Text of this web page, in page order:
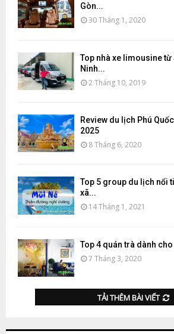
Gòn...
30 Tháng 1, 2020
Top nhà xe limousine từ
Ninh...
2 Tháng 10, 2019
Review du lịch Phú
2025
8 Tháng 6, 2020
Top 5 group du lịch nổi
xã...
14 Tháng 1, 2021
Top 4 quán trà dành
7 Tháng 3, 2020
TẢI THÊM BÀI VIẾT